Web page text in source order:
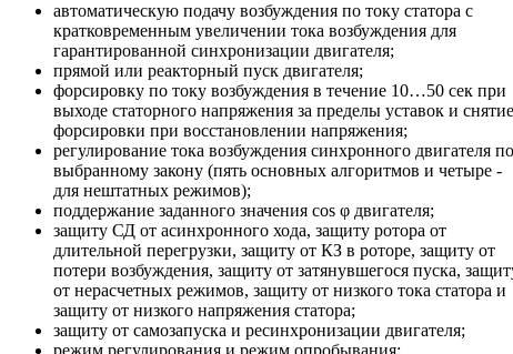
автоматическую подачу возбуждения по току статора с
кратковременным увеличении тока возбуждения для
гарантированной синхронизации двигателя;
прямой или реакторный пуск двигателя;
форсировку по току возбуждения в течение 10…50 сек при
выходе статорного напряжения за пределы уставок и снятие
форсировки при восстановлении напряжения;
регулирование тока возбуждения синхронного двигателя по
выбранному закону (пять основных алгоритмов и четыре -
для нештатных режимов);
поддержание заданного значения cos φ двигателя;
защиту СД от асинхронного хода, защиту ротора от
длительной перегрузки, защиту от КЗ в роторе, защиту от
потери возбуждения, защиту от затянувшегося пуска,
от нерасчетных режимов, защиту от низкого тока статора и
защиту от низкого напряжения статора;
защиту от самозапуска и ресинхронизации двигателя;